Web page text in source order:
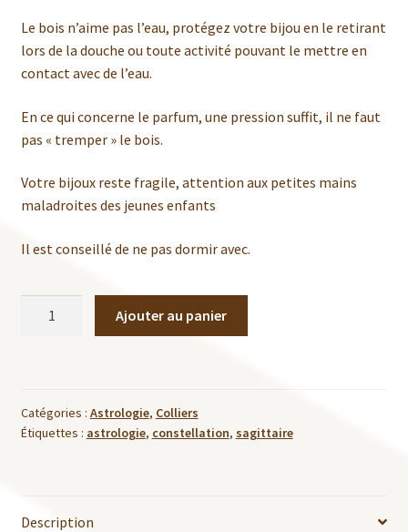
Le bois n’aime pas l’eau, protégez votre bijou en le retirant
lors de la douche ou toute activité pouvant le mettre en
contact avec de l’eau.
En ce qui concerne le parfum, une pression suffit, il ne faut
pas « tremper » le bois.
Votre bijoux reste fragile, attention aux petites mains
maladroites des jeunes enfants
Il est conseillé de ne pas dormir avec.
Ajouter au panier
Catégories : Astrologie, Colliers
Étiquettes : astrologie, constellation, sagittaire
Description